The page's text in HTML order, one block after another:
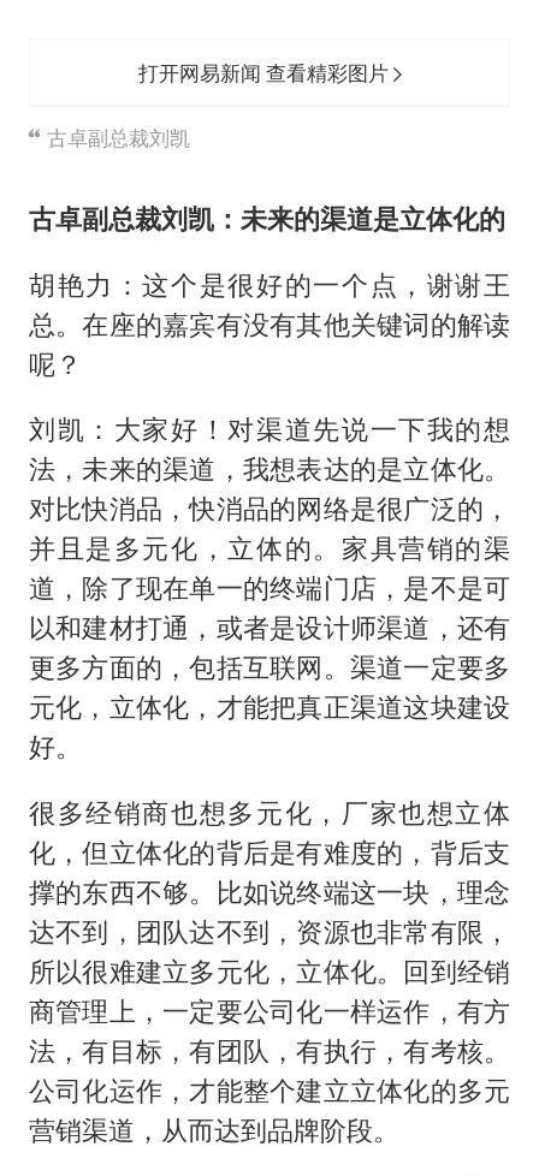
打开网易新闻 查看精彩图片
古卓副总裁刘凯
古卓副总裁刘凯：未来的渠道是立体化的
胡艳力：这个是很好的一个点，谢谢王
总。在座的嘉宾有没有其他关键词的解读
呢？
刘凯：大家好！对渠道先说一下我的想
法，未来的渠道，我想表达的是立体化。
对比快消品，快消品的网络是很广泛的，
并且是多元化，立体的。家具营销的渠
道，除了现在单一的终端门店，是不是可
以和建材打通，或者是设计师渠道，还有
更多方面的，包括互联网。渠道一定要多
元化，立体化，才能把真正渠道这块建设
好。
很多经销商也想多元化，厂家也想立体
化，但立体化的背后是有难度的，背后支
撑的东西不够。比如说终端这一块，理念
达不到，团队达不到，资源也非常有限，
所以很难建立多元化，立体化。回到经销
商管理上，一定要公司化一样运作，有方
法，有目标，有团队，有执行，有考核。
公司化运作，才能整个建立立体化的多元
营销渠道，从而达到品牌阶段。